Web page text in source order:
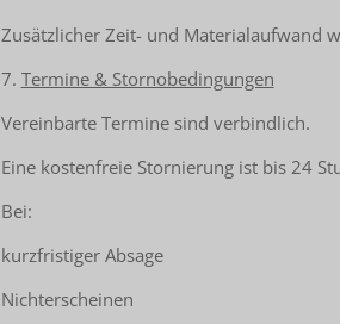
Zusätzlicher Zeit- und Materialaufwand
7. Termine & Stornobedingungen
Vereinbarte Termine sind verbindlich.
Eine kostenfreie Stornierung ist bis 24
Bei:
kurzfristiger Absage
Nichterscheinen